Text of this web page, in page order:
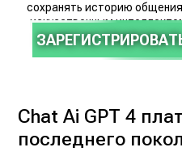
сохранять историю
искусственным
Chat Ai GPT 4
последнего